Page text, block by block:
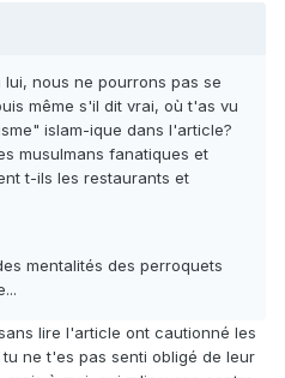
nous ne pourrons pas se
même s'il dit vrai, où t'as vu
islam-ique dans l'article?
musulmans fanatiques et
t-ils les restaurants et
mentalités des perroquets
lire l'article ont cautionné les
ne t'es pas senti obligé de leur